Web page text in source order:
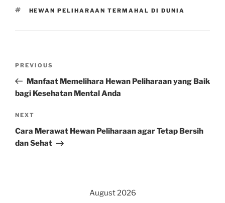
TAGS
HEWAN PELIHARAAN TERMAHAL DI DUNIA
Previous
Post
PREVIOUS
Manfaat Memelihara Hewan Peliharaan yang Baik
bagi Kesehatan Mental Anda
Next
Post
NEXT
Cara Merawat Hewan Peliharaan agar Tetap Bersih
dan Sehat
August 2026